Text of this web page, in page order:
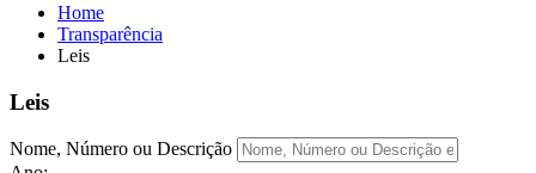
Home
Transparência
Leis
Leis
Nome, Número ou Descrição